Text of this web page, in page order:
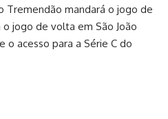
Tremendão mandará o jogo de
o jogo de volta em São João
o acesso para a Série C do